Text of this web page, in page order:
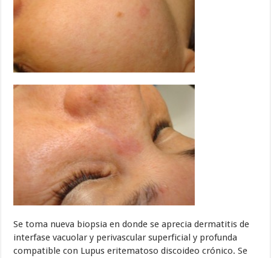
Se toma nueva biopsia en donde se aprecia dermatitis de
interfase vacuolar y perivascular superficial y profunda
compatible con Lupus eritematoso discoideo crónico. Se